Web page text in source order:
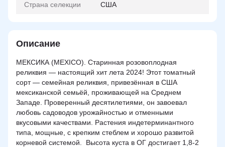
Страна селекции США
Описание
МЕКСИКА (MEXICO). Старинная розовоплодная
реликвия — настоящий хит лета 2024! Этот томатный
сорт — семейная реликвия, привезённая в США
мексиканской семьёй, проживающей на Среднем
Западе. Проверенный десятилетиями, он завоевал
любовь садоводов урожайностью и отменными
вкусовыми качествами. Растения индетерминантного
типа, мощные, с крепким стеблем и хорошо развитой
корневой системой. Высота куста в ОГ достигает 1,8-2